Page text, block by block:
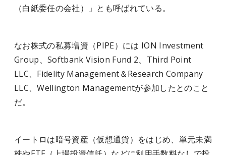
（白紙委任の会社）」とも呼ばれている。
なお株式の私募増資（PIPE）には ION Investment
Group、Softbank Vision Fund 2、Third Point
LLC、Fidelity Management＆Research Company
LLC、Wellington Managementが参加したとのこと
だ。
イートロは暗号資産（仮想通貨）をはじめ、単元未満